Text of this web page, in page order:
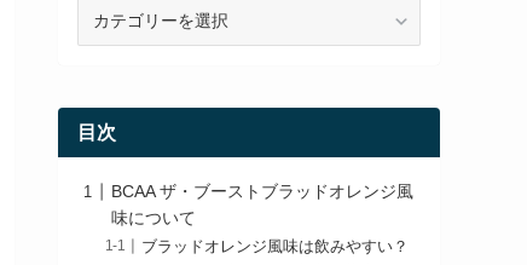
ー
目次
BCAA ザ・ブーストブラッドオレンジ風
味について
ブラッドオレンジ風味は飲みやすい？